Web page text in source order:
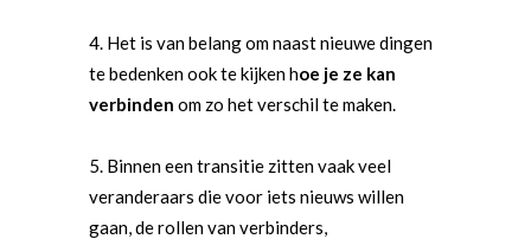
Het is van belang om naast nieuwe dingen
te bedenken ook te kijken hoe je ze kan
verbinden om zo het verschil te maken.
Binnen een transitie zitten vaak veel
veranderaars die voor iets nieuws willen
gaan, de rollen van verbinders,